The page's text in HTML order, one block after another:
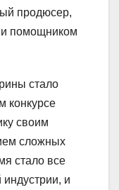
продюсер,
и помощником
стало
конкурсе
своим
сложных
стало все
и